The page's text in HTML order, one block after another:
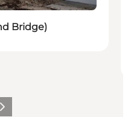
Bridge)